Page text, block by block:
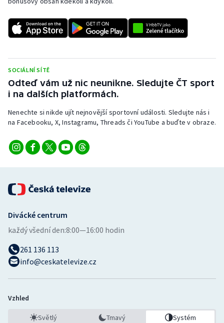
Short track
Stolní tenis
Triatlon
Veslování
Vodní slalom
Volejbal
Ostatní
SOCIÁLNÍ SÍTĚ
Odteď vám už nic neunikne. Sledujte ČT sport
i na dalších platformách.
Nenechte si nikde ujít nejnovější sportovní události. Sledujte nás i
na Facebooku, X, Instagramu, Threads či YouTube a buďte v obraze.
Divácké centrum
každý všední den:8:00—16:00 hodin
261 136 113
info@ceskatelevize.cz
Vzhled
Světlý Tmavý Systém